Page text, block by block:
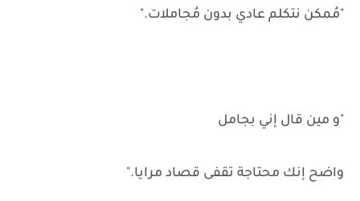
"مُمكن نتكلم عادي بدون مُجاملات."
"و مين قال إني بجامل
واضح إنك محتاجة تقفى قصاد مرايا."